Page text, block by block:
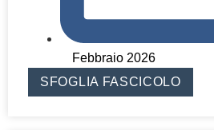
Febbraio 2026
SFOGLIA FASCICOLO